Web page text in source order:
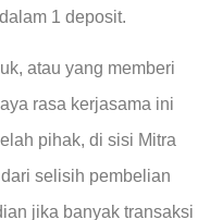
1 deposit.
atau yang memberi
rasa kerjasama ini
pihak, di sisi Mitra
selisih pembelian
jika banyak transaksi